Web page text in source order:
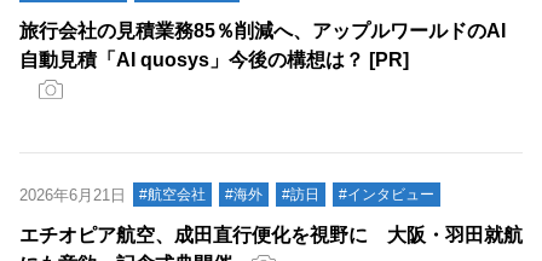
旅行会社の見積業務85％削減へ、アップルワールドのAI
自動見積「AI quosys」今後の構想は？ [PR]
2026年6月21日 #航空会社 #海外 #訪日 #インタビュー
エチオピア航空、成田直行便化を視野に 大阪・羽田就航